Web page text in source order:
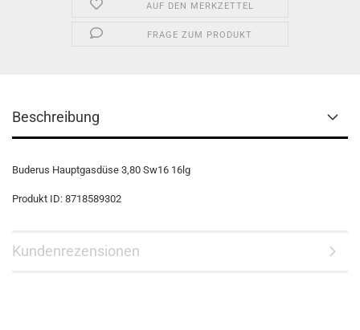
AUF DEN MERKZETTEL
FRAGE ZUM PRODUKT
Beschreibung
Buderus Hauptgasdüse 3,80 Sw16 16lg
Produkt ID: 8718589302
Kundenrezensionen